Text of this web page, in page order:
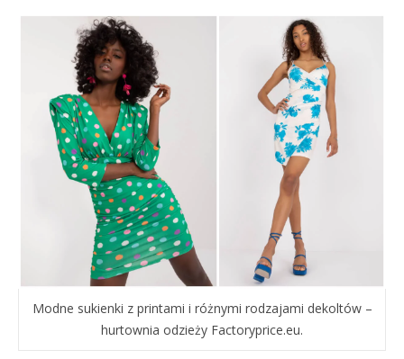
Modne sukienki z printami i różnymi rodzajami dekoltów –
hurtownia odzieży Factoryprice.eu.